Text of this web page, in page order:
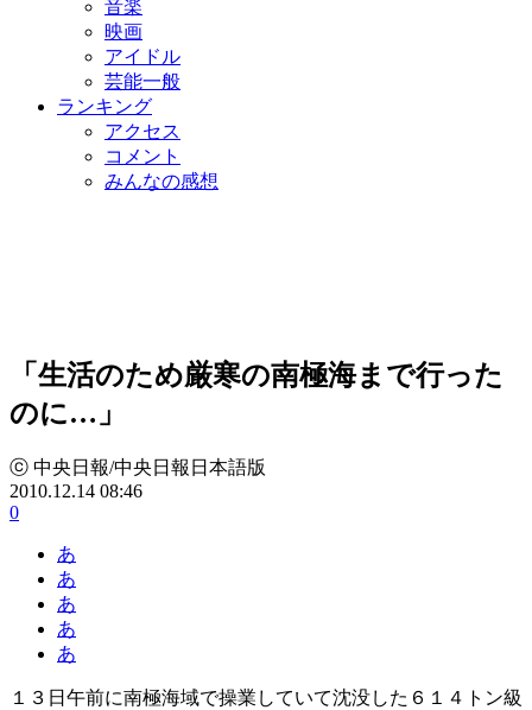
音楽
映画
アイドル
芸能一般
ランキング
アクセス
コメント
みんなの感想
「生活のため厳寒の南極海まで行った
のに…」
ⓒ 中央日報/中央日報日本語版
2010.12.14 08:46
0
あ
あ
あ
あ
あ
１３日午前に南極海域で操業していて沈没した６１４トン級